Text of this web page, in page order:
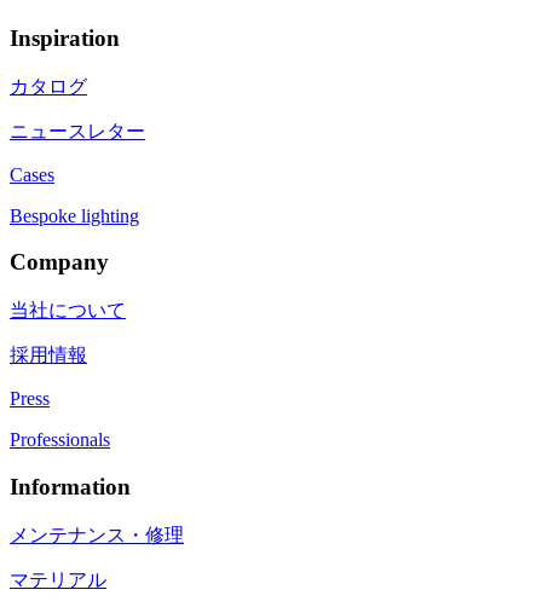
Inspiration
カタログ
ニュースレター
Cases
Bespoke lighting
Company
当社について
採用情報
Press
Professionals
Information
メンテナンス・修理
マテリアル